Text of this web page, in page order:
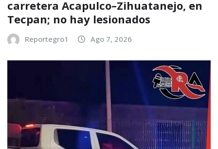
carretera Acapulco–Zihuatanejo, en
Tecpan; no hay lesionados
Reportegro1 Ago 7, 2026